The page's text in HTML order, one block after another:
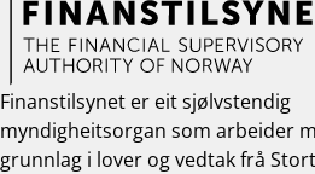
Finanstilsynet er eit sjølvstendig
myndigheitsorgan som arbeider
grunnlag i lover og vedtak frå